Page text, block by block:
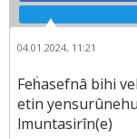
04.01.2024, 11:21
Feḣasefnâ bihi
etin
lmuntasirîn(e)